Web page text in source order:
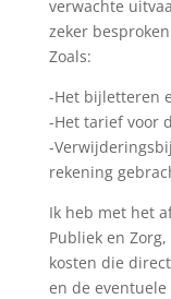
verwachte
zeker
Zoals:
-Het bijletteren
-Het tarief voor
-
rekening
Ik heb met het
Publiek en
kosten die
en de